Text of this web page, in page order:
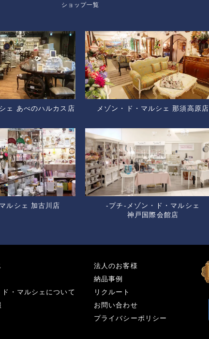
ショップ一覧
ェ あべのハルカス店 メゾン・ド・マルシェ 那須高原店
ルシェ 加古川店
-プチ-メゾン・ド・マルシェ
神戸国際会館店
ド・マルシェについて
法人のお客様
納品事例
リクルート
お問い合わせ
プライバシーポリシー